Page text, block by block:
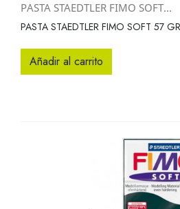
PASTA STAEDTLER FIMO SOFT...
PASTA STAEDTLER FIMO SOFT 57
Añadir al carrito